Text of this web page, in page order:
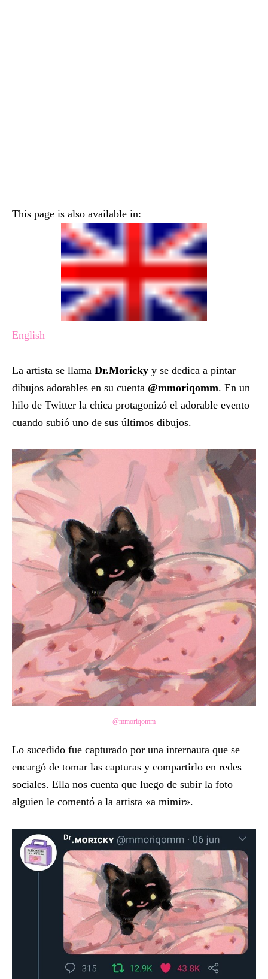
This page is also available in:
English
La artista se llama Dr.Moricky y se dedica a pintar
dibujos adorables en su cuenta @mmoriqomm. En un
hilo de Twitter la chica protagonizó el adorable evento
cuando subió uno de sus últimos dibujos.
@mmoriqomm
Lo sucedido fue capturado por una internauta que se
encargó de tomar las capturas y compartirlo en redes
sociales. Ella nos cuenta que luego de subir la foto
alguien le comentó a la artista «a mimir».